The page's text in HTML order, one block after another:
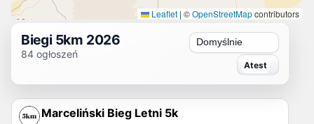
Biegi 5km 2026
84ogłoszeń Sortuj
Marceliński Bieg Letni 5k
Leaflet | ©OpenStreetMapcontributors